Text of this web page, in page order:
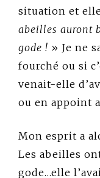
situation et
abeilles auront
gode ! » Je ne
fourché ou si
venait-elle
ou en appoint
Mon esprit a
Les abeilles
gode…elle